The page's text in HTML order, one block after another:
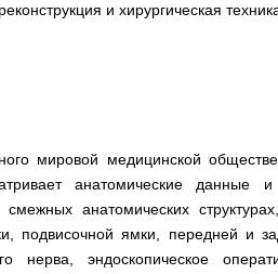
и хирургическая
мировой медицинской
анатомические данные и
анатомических
подвисочной ямки, передней и
нерва, эндоскопическое